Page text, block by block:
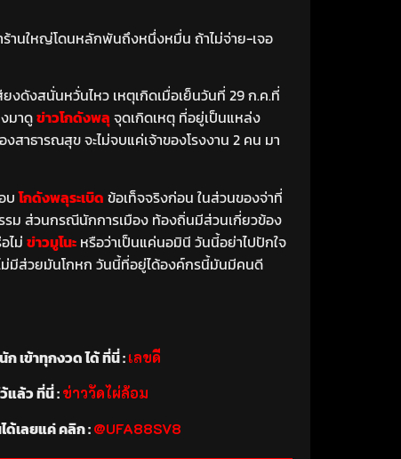
ร้านใหญ่โดนหลักพันถึงหนึ่งหมื่น ถ้าไม่จ่าย-เจอ
งดังสนั่นหวั่นไหว เหตุเกิดเมื่อเย็นวันที่ 29 ก.ค.ที่
มาดูข่าวโกดังพลุ จุดเกิดเหตุ ที่อยู่เป็นแหล่ง
งสาธารณสุข จะไม่จบแค่เจ้าของโรงงาน 2 คน มา
บโกดังพลุระเบิด ข้อเท็จจริงก่อน ในส่วนของจ่าที่
รรม ส่วนกรณีนักการเมือง ท้องถิ่นมีส่วนเกี่ยวข้อง
ไม่ ข่าวมูโนะ หรือว่าเป็นแค่นอมินี วันนี้อย่าไปปักใจ
ม่มีส่วยมันโกหก วันนี้ที่อยู่ได้องค์กรนี้มันมีคนดี
เข้าทุกงวด ได้ ที่นี่ :เลขดี
แล้ว ที่นี่ :ข่าววัดไผ่ล้อม
ด้เลยแค่ คลิก :@UFA88SV8